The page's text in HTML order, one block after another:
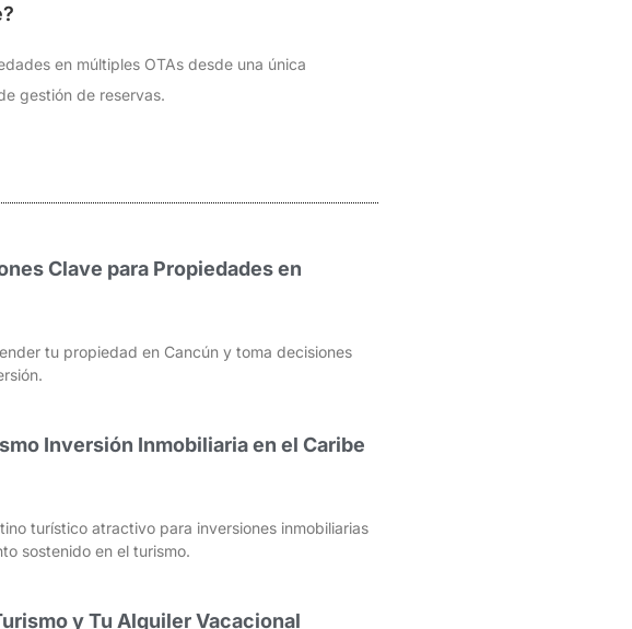
en múltiples OTAs desde una única
gestión de reservas.
Clave para Propiedades en
tu propiedad en Cancún y toma decisiones
Inversión Inmobiliaria en el Caribe
turístico atractivo para inversiones inmobiliarias
sostenido en el turismo.
y Tu Alquiler Vacacional